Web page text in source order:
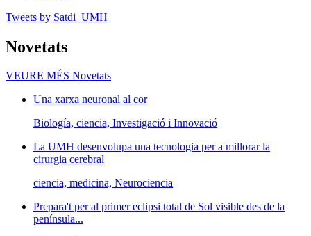
Tweets by Satdi_UMH
Novetats
VEURE MÉS Novetats
Una xarxa neuronal al cor
Biología, ciencia, Investigació i Innovació
La UMH desenvolupa una tecnologia per a millorar la
cirurgia cerebral
ciencia, medicina, Neurociencia
Prepara't per al primer eclipsi total de Sol visible des de la
península...